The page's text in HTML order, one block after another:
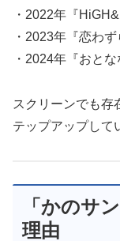
・2022年『
・2023年『恋わず
・2024年『おとな
スクリーンでも存
テップアップして
「かのサ
理由